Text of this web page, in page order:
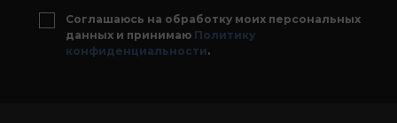
Соглашаюсь на обработку моих персональных
данных и принимаю Политику
конфиденциальности.